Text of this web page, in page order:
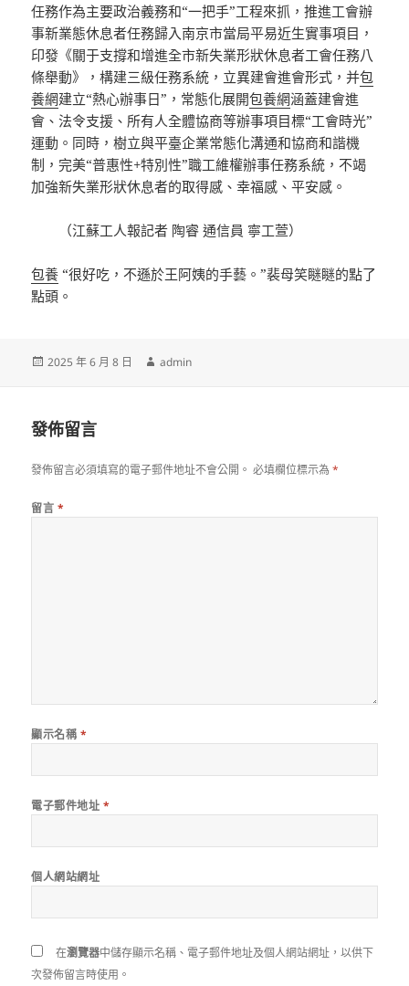
任務作為主要政治義務和“一把手”工程來抓，推進工會辦
事新業態休息者任務歸入南京市當局平易近生實事項目，
印發《關于支撐和增進全市新失業形狀休息者工會任務八
條舉動》，構建三級任務系統，立異建會進會形式，并包
養網建立“熱心辦事日”，常態化展開包養網涵蓋建會進
會、法令支援、所有人全體協商等辦事項目標“工會時光”
運動。同時，樹立與平臺企業常態化溝通和協商和諧機
制，完美“普惠性+特別性”職工維權辦事任務系統，不竭
加強新失業形狀休息者的取得感、幸福感、平安感。
（江蘇工人報記者 陶睿 通信員 寧工萱）
包養 “很好吃，不遜於王阿姨的手藝。”裴母笑瞇瞇的點了
點頭。
發
2025 年 6 月 8 日
作
admin
發佈留言
發佈留言必須填寫的電子郵件地址不會公開。 必填欄位標示為*
留言 *
顯示名稱 *
電子郵件地址 *
個人網站網址
在瀏覽器中儲存顯示名稱、電子郵件地址及個人網站網址，以供下
次發佈留言時使用。